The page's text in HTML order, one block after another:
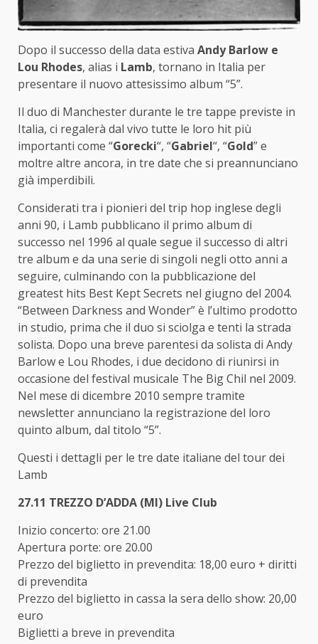
Dopo il successo della data estiva Andy Barlow e
Lou Rhodes, alias i Lamb, tornano in Italia per
presentare il nuovo attesissimo album “5”.
Il duo di Manchester durante le tre tappe previste in
Italia, ci regalerà dal vivo tutte le loro hit più
importanti come “Gorecki“, “Gabriel“, “Gold” e
moltre altre ancora, in tre date che si preannunciano
già imperdibili.
Considerati tra i pionieri del trip hop inglese degli
anni 90, i Lamb pubblicano il primo album di
successo nel 1996 al quale segue il successo di altri
tre album e da una serie di singoli negli otto anni a
seguire, culminando con la pubblicazione del
greatest hits Best Kept Secrets nel giugno del 2004.
“Between Darkness and Wonder” è l’ultimo prodotto
in studio, prima che il duo si sciolga e tenti la strada
solista. Dopo una breve parentesi da solista di Andy
Barlow e Lou Rhodes, i due decidono di riunirsi in
occasione del festival musicale The Big Chil nel 2009.
Nel mese di dicembre 2010 sempre tramite
newsletter annunciano la registrazione del loro
quinto album, dal titolo “5”.
Questi i dettagli per le tre date italiane del tour dei
Lamb
27.11 TREZZO D’ADDA (MI) Live Club
Inizio concerto: ore 21.00
Apertura porte: ore 20.00
Prezzo del biglietto in prevendita: 18,00 euro + diritti
di prevendita
Prezzo del biglietto in cassa la sera dello show: 20,00
euro
Biglietti a breve in prevendita